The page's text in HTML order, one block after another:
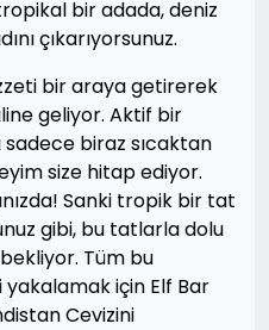
bir adada, deniz
çıkarıyorsunuz.
bir araya getirerek
geliyor. Aktif bir
biraz sıcaktan
size hitap ediyor.
Sanki tropik bir tat
gibi, bu tatlarla dolu
Tüm bu
için Elf Bar
Cevizini